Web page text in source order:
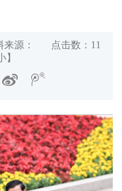
来源： 点击数： 11
】